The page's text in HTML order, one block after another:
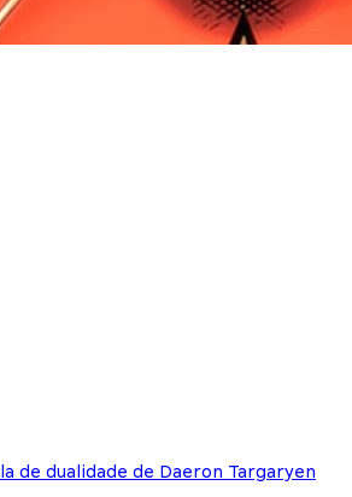
de dualidade de Daeron Targaryen